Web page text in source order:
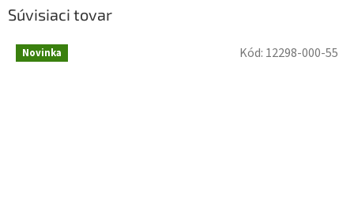
Súvisiaci tovar
Novinka Kód: 12298-000-55